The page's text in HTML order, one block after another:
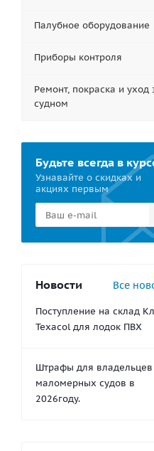
Палубное оборудование
Приборы контроля
Ремонт, покраска и уход
судном
Будьте всегда в
Узнавайте о скидках и
акциях первым
Новости Все
Поступление на склад
Texacol для лодок ПВХ
Штрафы для владельцев
маломерных судов в
2026году.